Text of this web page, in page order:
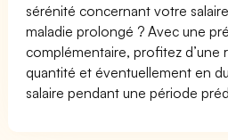
sérénité concernant votre
maladie prolongé ? Avec une
complémentaire, profitez d’une
quantité et éventuellement en
salaire pendant une période